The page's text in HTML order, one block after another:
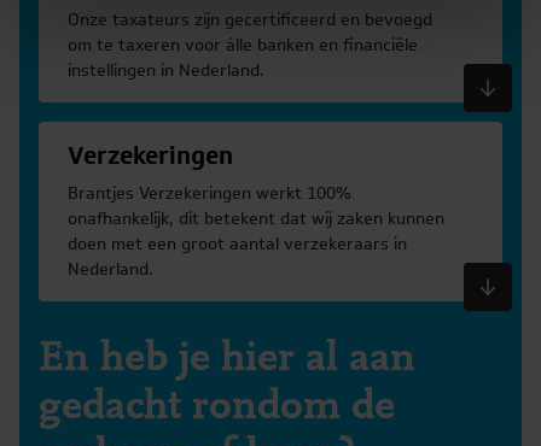
Onze taxateurs zijn gecertificeerd en bevoegd
om te taxeren voor álle banken en financiële
instellingen in Nederland.
Meer informatie
Verzekeringen
Brantjes Verzekeringen werkt 100%
onafhankelijk, dit betekent dat wij zaken kunnen
doen met een groot aantal verzekeraars in
Nederland.
Meer informatie
En heb je hier al aan
gedacht rondom de